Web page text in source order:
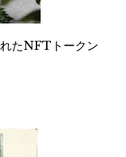
たNFTトークン